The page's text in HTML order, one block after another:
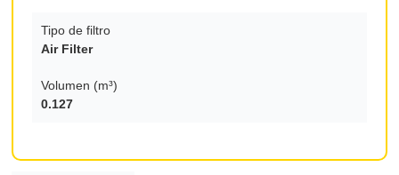
Tipo de filtro
Air Filter
Volumen (m³)
0.127